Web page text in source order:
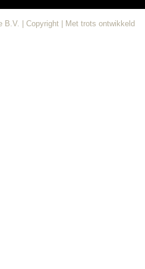
B.V. | Copyright | Met trots ontwikkeld